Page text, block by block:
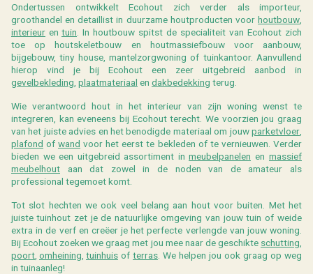
Ondertussen ontwikkelt Ecohout zich verder als importeur,
groothandel en detaillist in duurzame houtproducten voor houtbouw
interieur en tuin . In houtbouw spitst de specialiteit van Ecohout zich
toe op houtskeletbouw en houtmassiefbouw voor aanbouw,
bijgebouw, tiny house, mantelzorgwoning of tuinkantoor. Aanvullend
hierop vind je bij Ecohout een zeer uitgebreid aanbod in
gevelbekleding plaatmateriaal en dakbedekking terug.
Wie verantwoord hout in het interieur van zijn woning wenst te
integreren, kan eveneens bij Ecohout terecht. We voorzien jou graag
van het juiste advies en het benodigde materiaal om jouwparketvloer
plafond of wand voor het eerst te bekleden of te vernieuwen. Verder
bieden we een uitgebreid assortiment in meubelpanelen en massief
meubelhout aan dat zowel in de noden van de amateur als
professional tegemoet komt.
Tot slot hechten we ook veel belang aan hout voor buiten. Met het
juiste tuinhout zet je de natuurlijke omgeving van jouw tuin of weide
extra in de verf en creëer je het perfecte verlengde van jouw woning.
Bij Ecohout zoeken we graag met jou mee naar de geschikte schutting
poort omheining tuinhuis of terras . We helpen jou ook graag op weg
in tuinaanleg!